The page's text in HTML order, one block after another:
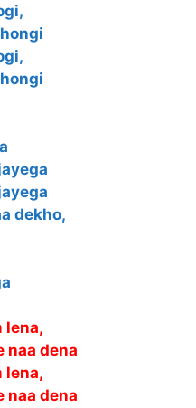
dekho,
lena,
naa dena
lena,
naa dena